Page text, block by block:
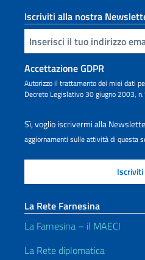
Iscriviti alla nostra
Inserisci la tua email
Accettazione GDPR
Autorizzo il trattamento dei miei dati
Decreto Legislativo 30 giugno 2003,
Sì, voglio iscrivermi alla
aggiornamenti sulle attività di questa
La Rete Farnesina
La Farnesina – il MAECI
La Rete diplomatica